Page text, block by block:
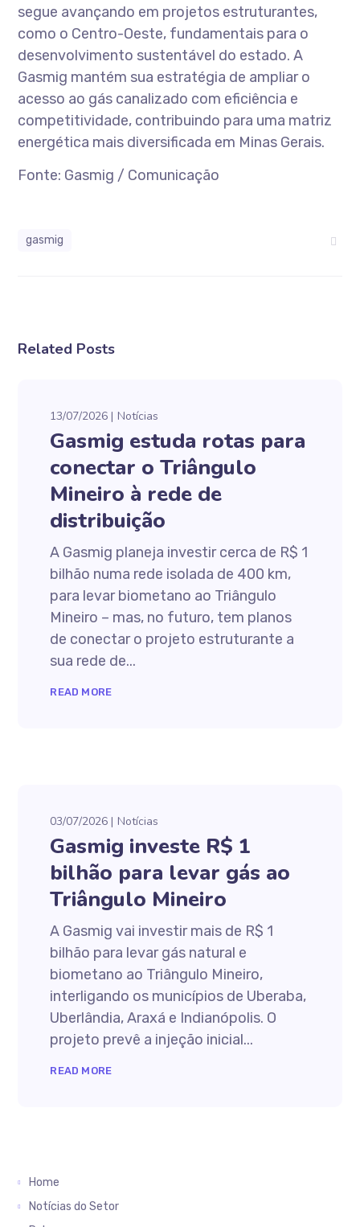
segue avançando em projetos estruturantes,
como o Centro-Oeste, fundamentais para o
desenvolvimento sustentável do estado. A
Gasmig mantém sua estratégia de ampliar o
acesso ao gás canalizado com eficiência e
competitividade, contribuindo para uma matriz
energética mais diversificada em Minas Gerais.
Fonte: Gasmig / Comunicação
gasmig
Related Posts
13/07/2026 Notícias
Gasmig estuda rotas para
conectar o Triângulo
Mineiro à rede de
distribuição
A Gasmig planeja investir cerca de R$ 1
bilhão numa rede isolada de 400 km,
para levar biometano ao Triângulo
Mineiro – mas, no futuro, tem planos
de conectar o projeto estruturante a
sua rede de...
READ MORE
03/07/2026 Notícias
Gasmig investe R$ 1
bilhão para levar gás ao
Triângulo Mineiro
A Gasmig vai investir mais de R$ 1
bilhão para levar gás natural e
biometano ao Triângulo Mineiro,
interligando os municípios de Uberaba,
Uberlândia, Araxá e Indianópolis. O
projeto prevê a injeção inicial...
READ MORE
Home
Notícias do Setor